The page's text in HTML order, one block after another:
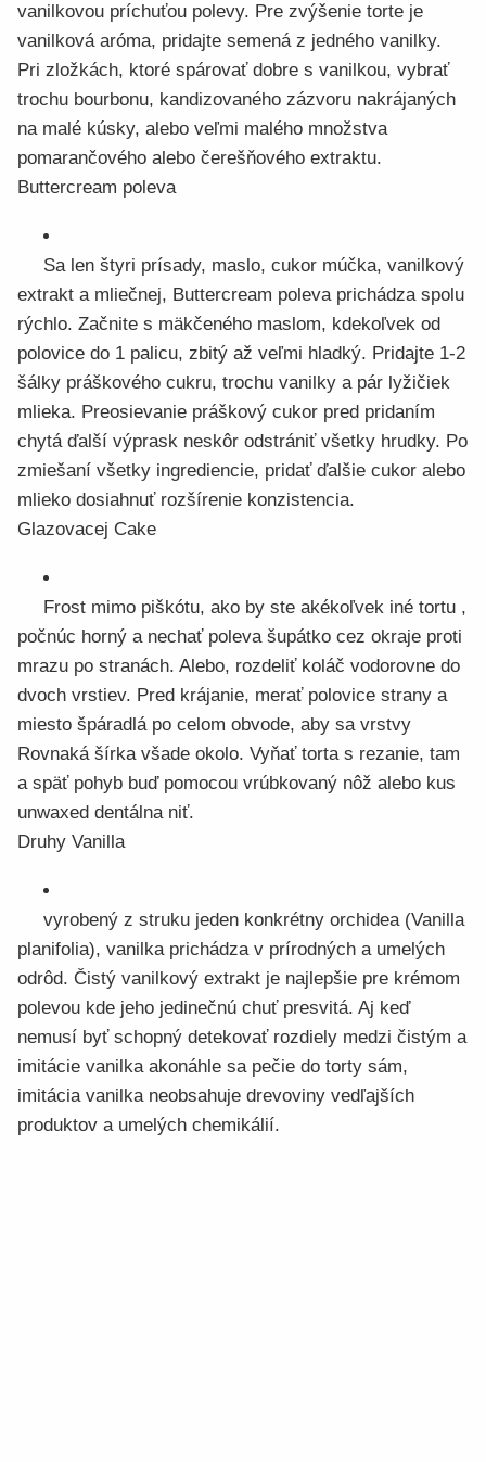
vanilkovou príchuťou polevy. Pre zvýšenie torte je
vanilková aróma, pridajte semená z jedného vanilky.
Pri zložkách, ktoré spárovať dobre s vanilkou, vybrať
trochu bourbonu, kandizovaného zázvoru nakrájaných
na malé kúsky, alebo veľmi malého množstva
pomarančového alebo čerešňového extraktu.
Buttercream poleva
Sa len štyri prísady, maslo, cukor múčka, vanilkový
extrakt a mliečnej, Buttercream poleva prichádza spolu
rýchlo. Začnite s mäkčeného maslom, kdekoľvek od
polovice do 1 palicu, zbitý až veľmi hladký. Pridajte 1-2
šálky práškového cukru, trochu vanilky a pár lyžičiek
mlieka. Preosievanie práškový cukor pred pridaním
chytá ďalší výprask neskôr odstrániť všetky hrudky. Po
zmiešaní všetky ingrediencie, pridať ďalšie cukor alebo
mlieko dosiahnuť rozšírenie konzistencia.
Glazovacej Cake
Frost mimo piškótu, ako by ste akékoľvek iné tortu ,
počnúc horný a nechať poleva šupátko cez okraje proti
mrazu po stranách. Alebo, rozdeliť koláč vodorovne do
dvoch vrstiev. Pred krájanie, merať polovice strany a
miesto špáradlá po celom obvode, aby sa vrstvy
Rovnaká šírka všade okolo. Vyňať torta s rezanie, tam
a späť pohyb buď pomocou vrúbkovaný nôž alebo kus
unwaxed dentálna niť.
Druhy Vanilla
vyrobený z struku jeden konkrétny orchidea (Vanilla
planifolia), vanilka prichádza v prírodných a umelých
odrôd. Čistý vanilkový extrakt je najlepšie pre krémom
polevou kde jeho jedinečnú chuť presvitá. Aj keď
nemusí byť schopný detekovať rozdiely medzi čistým a
imitácie vanilka akonáhle sa pečie do torty sám,
imitácia vanilka neobsahuje drevoviny vedľajších
produktov a umelých chemikálií.